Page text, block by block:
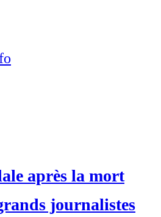
après la mort
journalistes